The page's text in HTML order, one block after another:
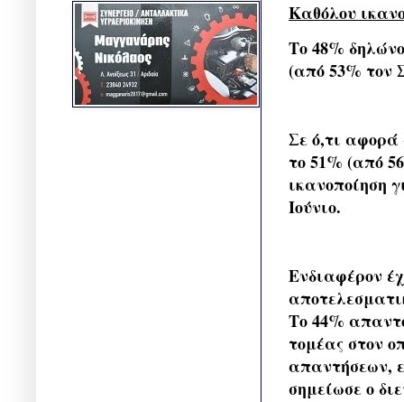
Καθόλου
Το 48%
(από 53% τον
Σε ό,τι αφορά
το 51% (από
ικανοποίηση
Ιούνιο.
Ενδιαφέρον
Το 44%
τομέας στον
απαντήσεων,
σημείωσε ο